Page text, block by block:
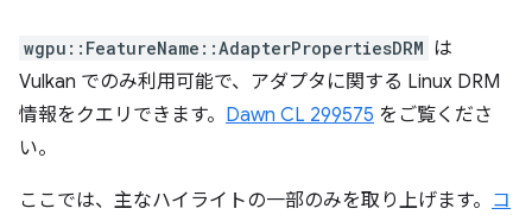
wgpu::FeatureName::AdapterPropertiesDRM は
Vulkan でのみ利用可能で、アダプタに関する Linux DRM
情報をクエリできます。 Dawn CL 299575 をご覧くださ
い。
ここでは、主なハイライトの一部のみを取り上げます。 コ